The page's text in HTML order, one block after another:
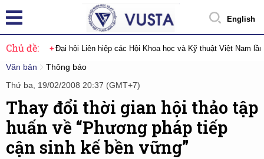
English
Chủ đề: Đại hội Liên hiệp các Hội Khoa học và Kỹ thuật Việt Nam
Văn bản
Thông báo
Thứ ba, 19/02/2008 20:37 (GMT+7)
Thay đổi thời gian hội thảo tập
huấn về “Phương pháp tiếp
cận sinh kế bền vững”